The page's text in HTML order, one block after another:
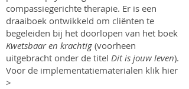
compassiegerichte therapie. Er is een
draaiboek ontwikkeld om cliënten te
begeleiden bij het doorlopen van het boek
Kwetsbaar en krachtig (voorheen
uitgebracht onder de titel Dit is jouw leven).
Voor de implementatiematerialen klik hier
>